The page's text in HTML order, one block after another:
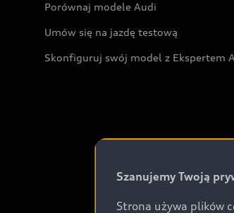
Porównaj modele Audi
Umów się na jazdę testową
Skonfiguruj swój model z Ekspertem
Szanujemy Twoją
Strona używa plików